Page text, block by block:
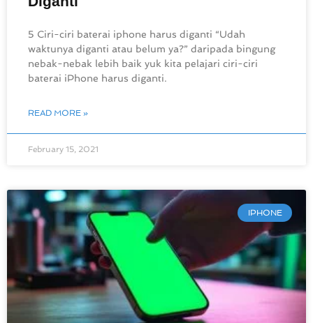
5 Ciri-ciri baterai iphone harus diganti “Udah
waktunya diganti atau belum ya?” daripada bingung
nebak-nebak lebih baik yuk kita pelajari ciri-ciri
baterai iPhone harus diganti.
READ MORE »
February 15, 2021
IPHONE